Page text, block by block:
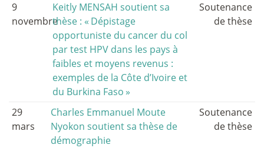
9
novembre
Keitly MENSAH soutient sa
thèse : « Dépistage
opportuniste du cancer du col
par test HPV dans les pays à
faibles et moyens revenus :
exemples de la Côte d’Ivoire et
du Burkina Faso »
Soutenance
de thèse
29
mars
Charles Emmanuel Moute
Nyokon soutient sa thèse de
démographie
Soutenance
de thèse